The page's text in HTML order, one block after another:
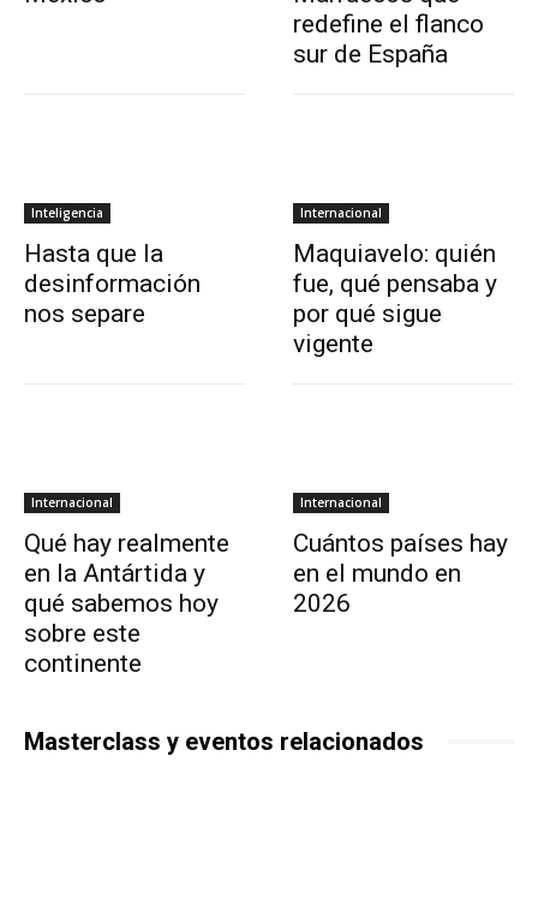
redefine el flanco
sur de España
Inteligencia
Hasta que la
desinformación
nos separe
Internacional
Maquiavelo: quién
fue, qué pensaba y
por qué sigue
vigente
Internacional
Qué hay realmente
en la Antártida y
qué sabemos hoy
sobre este
continente
Internacional
Cuántos países hay
en el mundo en
2026
Masterclass y eventos relacionados